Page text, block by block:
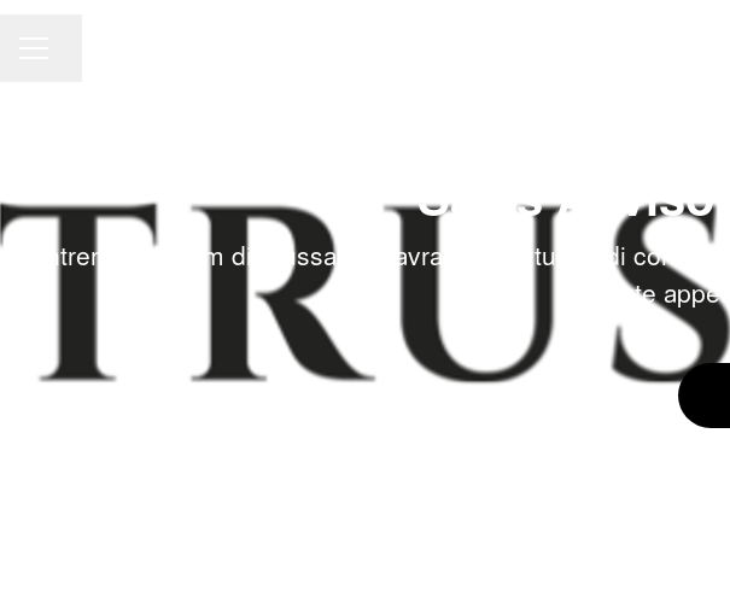
Sales
Entrerai nel team di Trussardi e avrai l’opportunità di
forte